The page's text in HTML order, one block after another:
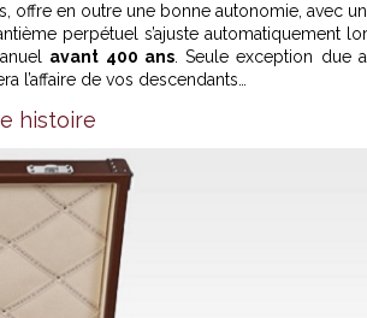
offre en outre une bonne autonomie, avec
perpétuel s’ajuste automatiquement
avant 400 ans. Seule exception due
l’affaire de vos descendants…
histoire